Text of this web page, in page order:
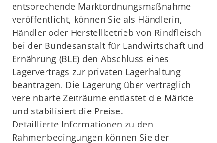
entsprechende Marktordnungsmaßnahme
veröffentlicht, können Sie als Händlerin,
Händler oder Herstellbetrieb von Rindfleisch
bei der Bundesanstalt für Landwirtschaft und
Ernährung (BLE) den Abschluss eines
Lagervertrags zur privaten Lagerhaltung
beantragen. Die Lagerung über vertraglich
vereinbarte Zeiträume entlastet die Märkte
und stabilisiert die Preise.
Detaillierte Informationen zu den
Rahmenbedingungen können Sie der